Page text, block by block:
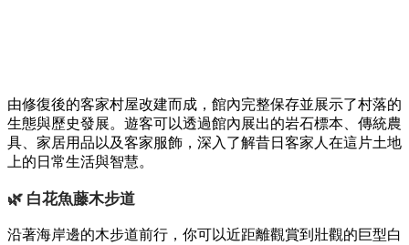
由修復後的客家村屋改建而成，館內完整保存並展示了村落的
生態與歷史發展。遊客可以透過館內展出的岩石標本、傳統農
具、家居用品以及客家服飾，深入了解昔日客家人在這片土地
上的日常生活與智慧。
🌿 白花魚藤木步道
沿著海岸邊的木步道前行，你可以近距離觀賞到壯觀的巨型白